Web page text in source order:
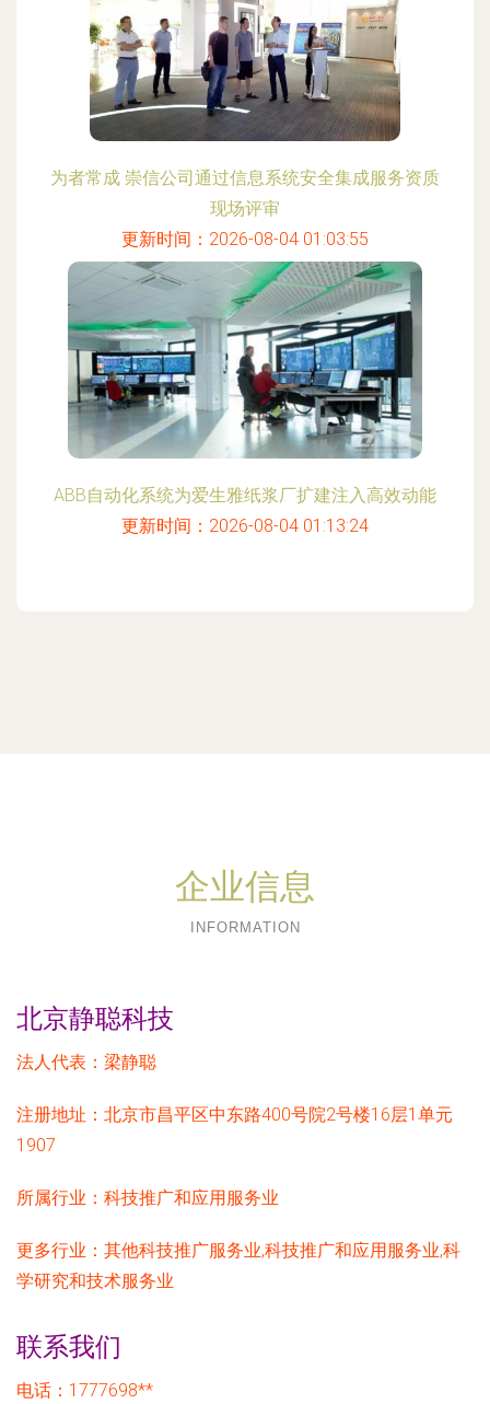
为者常成 崇信公司通过信息系统安全集成服务资质
现场评审
更新时间：2026-08-04 01:03:55
ABB自动化系统为爱生雅纸浆厂扩建注入高效动能
更新时间：2026-08-04 01:13:24
企业信息
INFORMATION
北京静聪科技
法人代表： 梁静聪
注册地址： 北京市昌平区中东路400号院2号楼16层1单元
1907
所属行业： 科技推广和应用服务业
更多行业： 其他科技推广服务业,科技推广和应用服务业,科
学研究和技术服务业
联系我们
电话：1777698**